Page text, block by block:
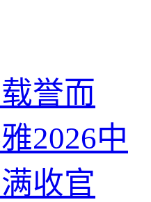
誉而
2026中
收官